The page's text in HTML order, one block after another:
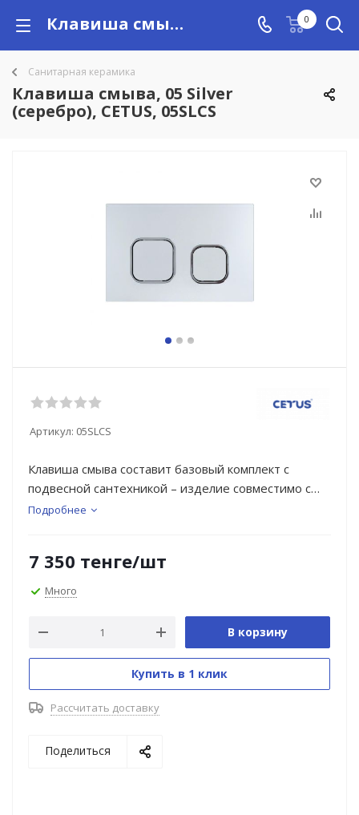
Клавиша смыва, 05 Silver (серебро), CETUS, 05SLCS купить в Алматы с доставкой по Казахстану, цены 0
Санитарная керамика
Клавиша смыва, 05 Silver
(серебро), CETUS, 05SLCS
Артикул: 05SLCS
Клавиша смыва составит базовый комплект с
подвесной сантехникой – изделие совместимо с
моделью инсталляции Cetus, арт:007CS. Она легко
арматуры.
Технология двухрежимного смыва (малым или
Подробнее
7 350 тенге/шт
Много
В корзину
Купить в 1 клик
Рассчитать доставку
Поделиться